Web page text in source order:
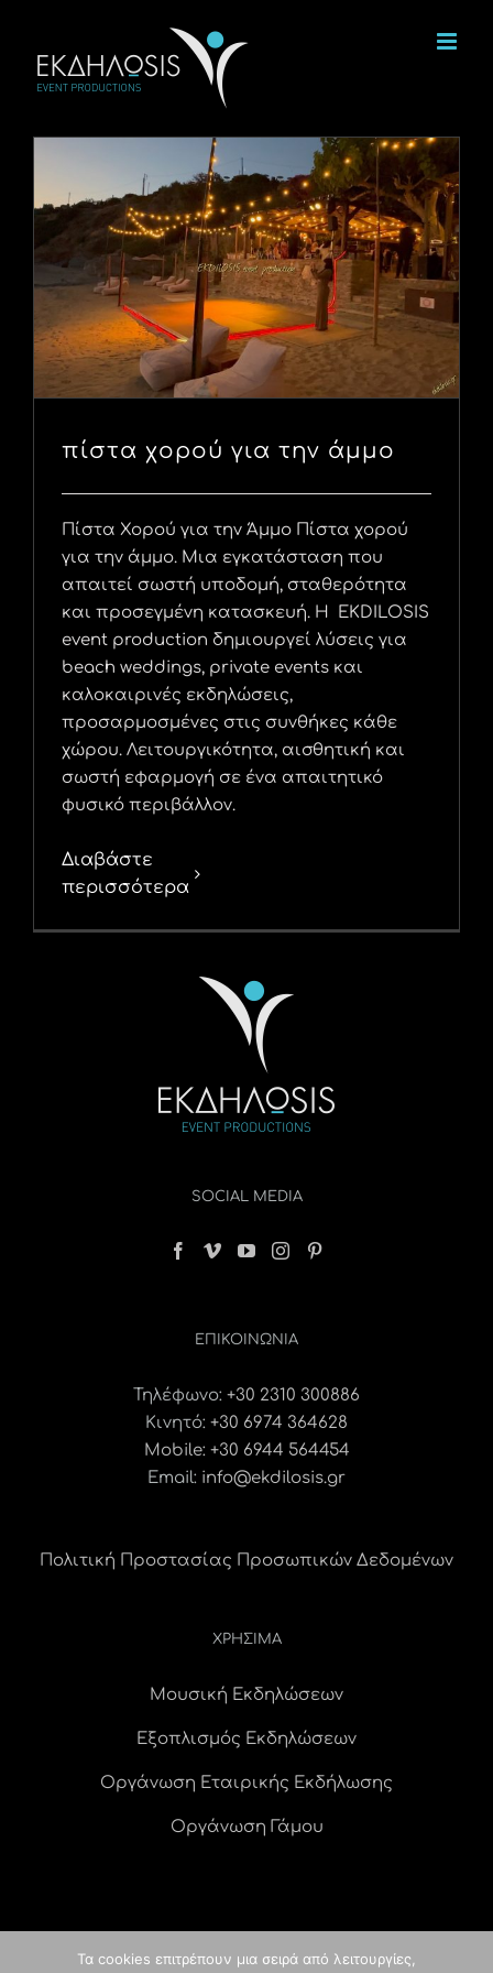
περιεχόμενο
πίστα χορού για την άμμο
Πίστα Χορού για την Άμμο Πίστα χορού
για την άμμο. Μια εγκατάσταση που
απαιτεί σωστή υποδομή, σταθερότητα
και προσεγμένη κατασκευή. Η EKDILOSIS
event production δημιουργεί λύσεις για
beach weddings, private events και
καλοκαιρινές εκδηλώσεις,
προσαρμοσμένες στις συνθήκες κάθε
χώρου. Λειτουργικότητα, αισθητική και
σωστή εφαρμογή σε ένα απαιτητικό
φυσικό περιβάλλον.
Διαβάστε
περισσότερα
SOCIAL MEDIA
ΕΠΙΚΟΙΝΩΝΊΑ
Τηλέφωνο: +30 2310 300886
Κινητό: +30 6974 364628
Mobile: +30 6944 564454
Email: info@ekdilosis.gr
Πολιτική Προστασίας Προσωπικών Δεδομένων
ΧΡΗΣΙΜΑ
Μουσική Εκδηλώσεων
Εξοπλισμός Εκδηλώσεων
Οργάνωση Εταιρικής Εκδήλωσης
Οργάνωση Γάμου
Τα cookies επιτρέπουν μια σειρά από λειτουργίες,